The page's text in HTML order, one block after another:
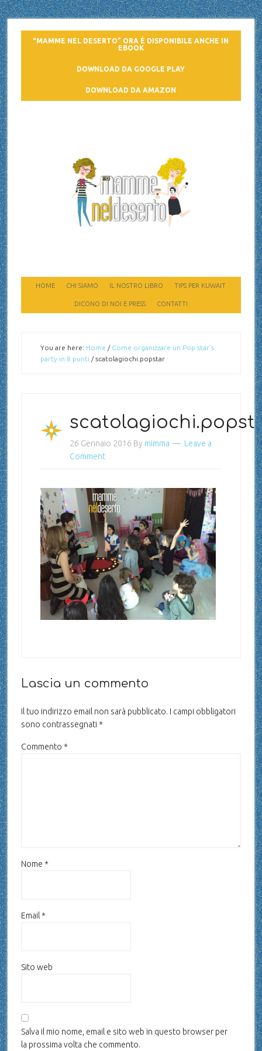
“MAMME NEL DESERTO” ORA È DISPONIBILE ANCHE IN
EBOOK
DOWNLOAD DA GOOGLE PLAY
DOWNLOAD DA AMAZON
HOME CHI SIAMO IL NOSTRO LIBRO TIPS PER KUWAIT
DICONO DI NOI E PRESS CONTATTI
You are here: Home / Come organizzare un Pop star's
party in 8 punti /scatolagiochi.popstar
26 Gennaio 2016 By mimma
Leave a
Comment
Lascia un commento
Il tuo indirizzo email non sarà pubblicato. I campi obbligatori
sono contrassegnati *
Commento *
Nome *
Email *
Sito web
Salva il mio nome, email e sito web in questo browser per
la prossima volta che commento.